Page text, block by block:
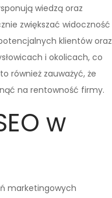
wiedzą oraz
zwiększać widoczność
klientów oraz
i okolicach, co
również zauważyć, że
na rentowność firmy.
w
marketingowych